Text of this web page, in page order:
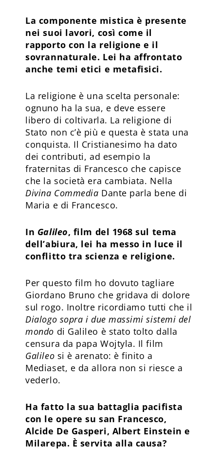
La componente mistica è presente
nei suoi lavori, così come il
rapporto con la religione e il
sovrannaturale. Lei ha affrontato
anche temi etici e metafisici.
La religione è una scelta personale:
ognuno ha la sua, e deve essere
libero di coltivarla. La religione di
Stato non c’è più e questa è stata una
conquista. Il Cristianesimo ha dato
dei contributi, ad esempio la
fraternitas di Francesco che capisce
che la società era cambiata. Nella
Divina Commedia Dante parla bene di
Maria e di Francesco.
In Galileo, film del 1968 sul tema
dell’abiura, lei ha messo in luce il
conflitto tra scienza e religione.
Per questo film ho dovuto tagliare
Giordano Bruno che gridava di dolore
sul rogo. Inoltre ricordiamo tutti che il
Dialogo sopra i due massimi sistemi del
mondo di Galileo è stato tolto dalla
censura da papa Wojtyla. Il film
Galileo si è arenato: è finito a
Mediaset, e da allora non si riesce a
vederlo.
Ha fatto la sua battaglia pacifista
con le opere su san Francesco,
Alcide De Gasperi, Albert Einstein e
Milarepa. È servita alla causa?